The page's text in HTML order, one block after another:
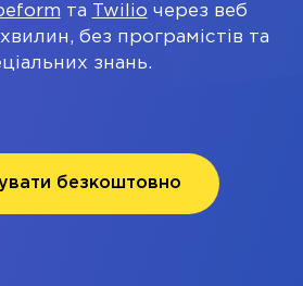
та Twilio через веб
без програмістів та
знань.
безкоштовно